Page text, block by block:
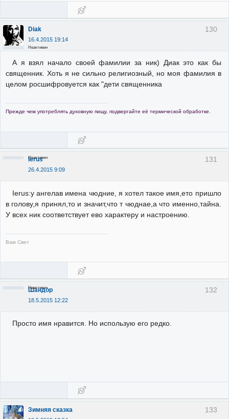
130
Diak
16.4.2015 19:14
Неактивен
А я взял начало своей фамилии за ник) Диак это как бы
священник. Хоть я не сильно религиозный, но моя фамилия в
целом росшифровуется как "дети священника
Прежде чем употреблять духовную пищу, подвергайте её термической обработке.
131
Ierus
26.4.2015 9:09
Неактивен
Ierus:у ангелав имена чюдние, я хотел такое имя,ето пришло
в голову,я принял,то и значит,что т чюднае,а что именно,тайна.
У всех ник соответствует ево характеру и настроению.
Вам Свет
132
Шандор
18.5.2015 12:22
Неактивен
Просто имя нравится. Но использую его редко.
133
Зимняя сказка